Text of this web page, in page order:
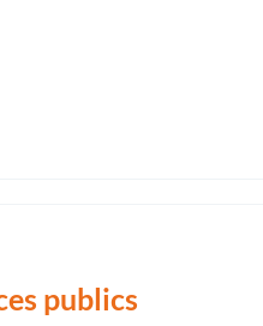
publics